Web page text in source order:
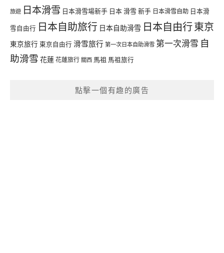
旅遊 日本滑雪 日本滑雪場新手 日本 滑雪 新手 日本滑雪自助 日本滑
雪自由行 日本自助旅行 日本自助滑雪 日本自由行東京
東京旅行 東京自由行 滑雪旅行 第一次日本自助滑雪 第一次滑雪 自
助滑雪 花蓮花蓮旅行 關西 馬祖 馬祖旅行
點擊一個有趣的廣告